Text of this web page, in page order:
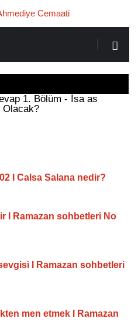
1. Bölüm - İsa as
Olacak?
I Calsa Salana nedir?
I Ramazan sohbetleri No
I Ramazan sohbetleri
men etmek I Ramazan